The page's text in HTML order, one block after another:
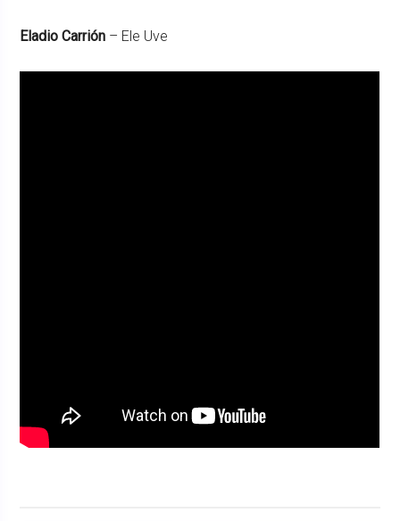
Eladio Carrión – Ele Uve